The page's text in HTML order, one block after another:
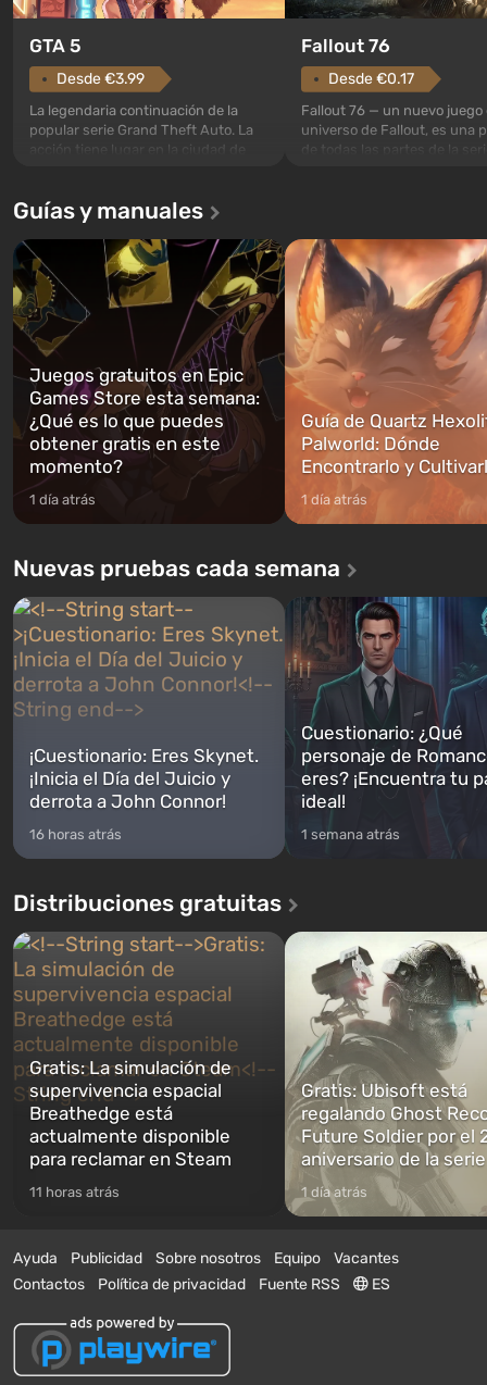
GTA 5
Desde €3.99
La legendaria continuación de la
popular serie Grand Theft Auto. La
acción tiene lugar en la ciudad de
primera vez, el juego contará la
historia de tres personajes: Michael,
Trevor y Franklin, entre los cuales
podrás cambi...
Fallout 76
Desde €0.17
Fallout 76 — un nuevo juego
universo de Fallout, es una
de todas las partes de la
abrirse primero después de
caigan las bombas n...
Guías y manuales
Juegos gratuitos en Epic
Games Store esta semana:
¿Qué es lo que puedes
obtener gratis en este
momento?
1 día atrás
Guía de Quartz
Palworld: Dónde
Encontrarlo y
1 día atrás
Nuevas pruebas cada semana
¡Cuestionario: Eres Skynet.
¡Inicia el Día del Juicio y
derrota a John Connor!
16 horas atrás
Cuestionario: ¿Qué
personaje de
eres? ¡Encuentra tu
ideal!
1 semana atrás
Distribuciones gratuitas
Gratis: La simulación de
supervivencia espacial
Breathedge está
actualmente disponible
para reclamar en Steam
11 horas atrás
Gratis: Ubisoft está
regalando Ghost
Future Soldier por el
aniversario de la serie
1 día atrás
Ayuda Publicidad Sobre nosotros Equipo
Vacantes
Contactos
Política de privacidad Fuente RSS ES